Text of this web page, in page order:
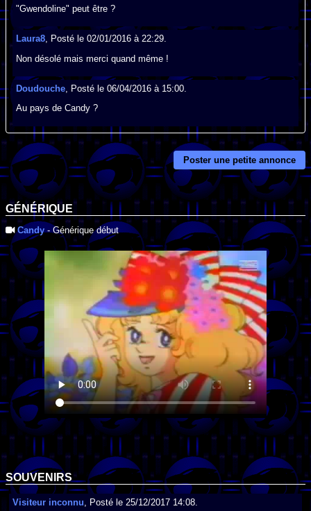
"Gwendoline" peut être ?
Laura8, Posté le 02/01/2016 à 22:29.
Non désolé mais merci quand même !
Doudouche , Posté le 06/04/2016 à 15:00.
Au pays de Candy ?
Poster une petite annonce
GÉNÉRIQUE
Candy- Générique début
SOUVENIRS
Visiteur inconnu, Posté le 25/12/2017 14:08.